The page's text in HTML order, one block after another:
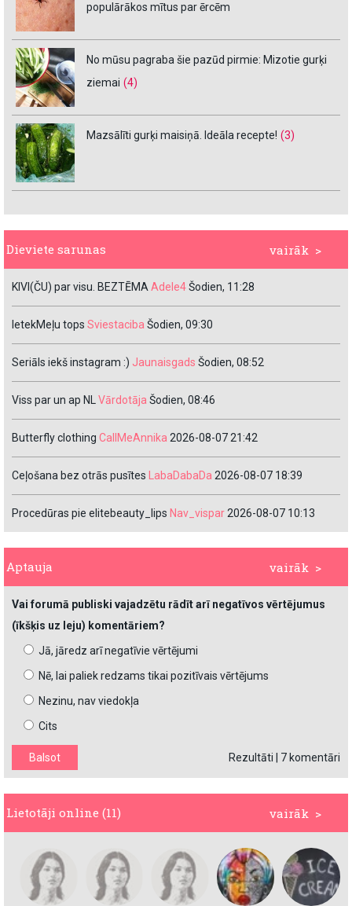
populārākos mītus par ērcēm
No mūsu pagraba šie pazūd pirmie: Mizotie gurķi
ziemai (4)
Mazsālīti gurķi maisiņā. Ideāla recepte! (3)
vairāk >
Dieviete sarunas
KIVI(ČU) par visu. BEZTĒMAAdele4Šodien, 11:28
IetekMeļu tops Sviestaciba Šodien, 09:30
Seriāls iekš instagram :) Jaunaisgads Šodien, 08:52
Viss par un ap NLVārdotāja Šodien, 08:46
Butterfly clothing CallMeAnnika 2026-08-07 21:42
Ceļošana bez otrās pusītes LabaDabaDa 2026-08-07 18:39
Procedūras pie elitebeauty_lips Nav_vispar2026-08-07 10:13
vairāk >
Aptauja
Vai forumā publiski vajadzētu rādīt arī negatīvos vērtējumus
(īkšķis uz leju) komentāriem?
Jā, jāredz arī negatīvie vērtējumi
Nē, lai paliek redzams tikai pozitīvais vērtējums
Nezinu, nav viedokļa
Cits
Rezultāti 7 komentāri
vairāk >
Lietotāji online (11)